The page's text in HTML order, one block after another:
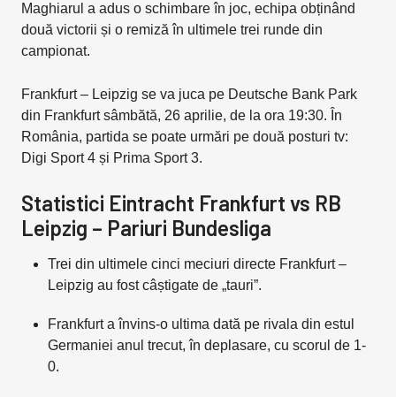
Maghiarul a adus o schimbare în joc, echipa obținând
două victorii și o remiză în ultimele trei runde din
campionat.
Frankfurt – Leipzig se va juca pe Deutsche Bank Park
din Frankfurt sâmbătă, 26 aprilie, de la ora 19:30. În
România, partida se poate urmări pe două posturi tv:
Digi Sport 4 și Prima Sport 3.
Statistici Eintracht Frankfurt vs RB
Leipzig – Pariuri Bundesliga
Trei din ultimele cinci meciuri directe Frankfurt –
Leipzig au fost câștigate de „tauri”.
Frankfurt a învins-o ultima dată pe rivala din estul
Germaniei anul trecut, în deplasare, cu scorul de 1-
0.